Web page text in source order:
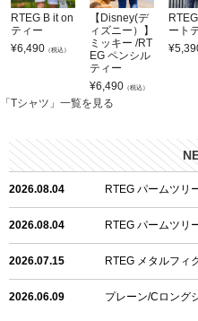
RTEG B it on
ティー
¥6,490 （税込）
【Disney(デ
ィズニー）】
ミッキー /RT
EG ペンシル
ティー
¥6,490 （税込）
ート
¥
「Tシャツ」一覧を見る
2026.08.04 RTEG パームツリ
2026.08.04 RTEG パームツリ
2026.07.15 RTEG メタルフィ
2026.06.09 プレーン/Cロング